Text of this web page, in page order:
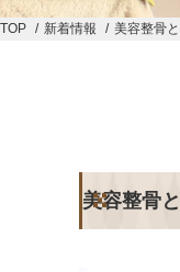
TOP 新着情報 美容整骨
美容整骨